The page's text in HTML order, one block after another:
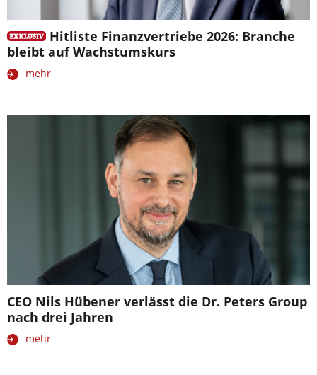
Hitliste Finanzvertriebe 2026: Branche
bleibt auf Wachstumskurs
mehr
CEO Nils Hübener verlässt die Dr. Peters Group
nach drei Jahren
mehr